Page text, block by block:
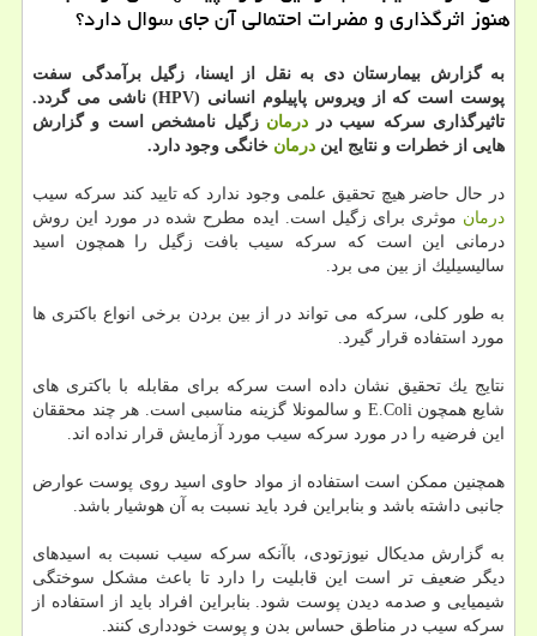
هنوز اثرگذاری و مضرات احتمالی آن جای سوال دارد؟
به گزارش بیمارستان دی به نقل از ایسنا، زگیل برآمدگی سفت
پوست است كه از ویروس پاپیلوم انسانی (HPV) ناشی می گردد.
تاثیرگذاری سركه سیب در درمان زگیل نامشخص است و گزارش
هایی از خطرات و نتایج این درمان خانگی وجود دارد.
در حال حاضر هیچ تحقیق علمی وجود ندارد كه تایید كند سركه سیب
درمان موثری برای زگیل است. ایده مطرح شده در مورد این روش
درمانی این است كه سركه سیب بافت زگیل را همچون اسید
سالیسیلیك از بین می برد.
به طور كلی، سركه می تواند در از بین بردن برخی انواع باكتری ها
مورد استفاده قرار گیرد.
نتایج یك تحقیق نشان داده است سركه برای مقابله با باكتری های
شایع همچون E.Coli و سالمونلا گزینه مناسبی است. هر چند محققان
این فرضیه را در مورد سركه سیب مورد آزمایش قرار نداده اند.
همچنین ممكن است استفاده از مواد حاوی اسید روی پوست عوارض
جانبی داشته باشد و بنابراین فرد باید نسبت به آن هوشیار باشد.
به گزارش مدیكال نیوزتودی، باآنكه سركه سیب نسبت به اسیدهای
دیگر ضعیف تر است این قابلیت را دارد تا باعث مشكل سوختگی
شیمیایی و صدمه دیدن پوست شود. بنابراین افراد باید از استفاده از
سركه سیب در مناطق حساس بدن و پوست خودداری كنند.